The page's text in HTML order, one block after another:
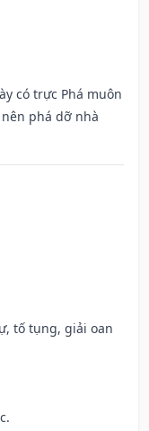
có trực Phá muôn
phá dỡ nhà
tố tụng, giải oan